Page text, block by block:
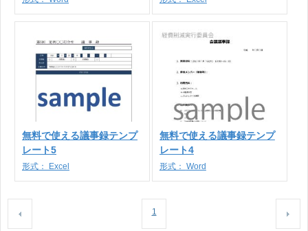
無料で使える議事録テンプ
レート5
形式： Excel
無料で使える議事録テンプ
レート4
形式： Word
1